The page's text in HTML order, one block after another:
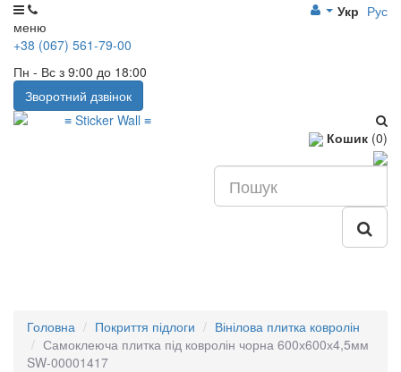
меню
Укр Рус
+38 (067) 561-79-00
Пн - Вс з 9:00 до 18:00
Зворотний дзвінок
Кошик (0)
Головна Покриття підлоги
Вінілова плитка ковролін
Самоклеюча плитка під ковролін чорна 600х600х4,5мм
SW-00001417